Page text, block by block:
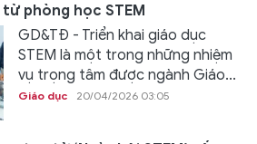
phòng học STEM
GD&TĐ - Triển khai giáo dục
STEM là một trong những nhiệm
vụ trọng tâm được ngành Giáo...
Giáo dục 20/04/2026 03:05